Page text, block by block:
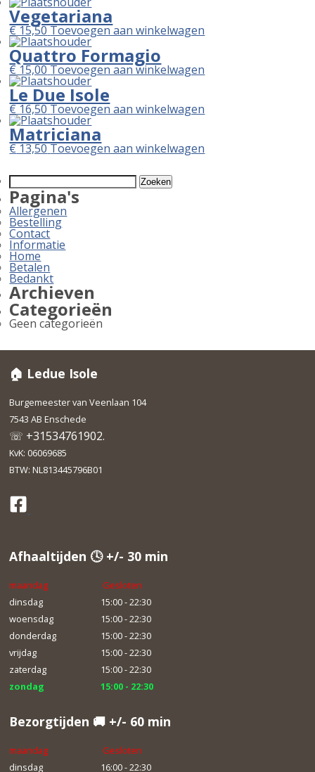
Vegetariana
€15,50Toevoegen aan winkelwagen
Quattro Formagio
€15,00Toevoegen aan winkelwagen
Le Due Isole
€16,50Toevoegen aan winkelwagen
Matriciana
€13,50Toevoegen aan winkelwagen
Zoeken
naar:
Pagina's
Allergenen
Bestelling
Contact
Informatie
Home
Betalen
Bedankt
Archieven
Categorieën
Geen categorieën
🏠 Ledue Isole
Burgemeester van Veenlaan 104
7543 AB Enschede
☏ +31534761902.
KvK: 06069685
BTW: NL813445796B01
Afhaaltijden 🕓 +/- 30 min
maandag
Gesloten
dinsdag
15:00 - 22:30
woensdag
15:00 - 22:30
donderdag
15:00 - 22:30
vrijdag
15:00 - 22:30
zaterdag
15:00 - 22:30
zondag
15:00 - 22:30
Bezorgtijden 🚚 +/- 60 min
maandag
Gesloten
dinsdag
16:00 - 22:30